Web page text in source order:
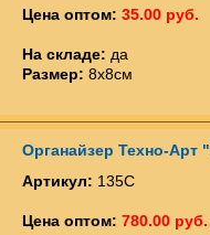
Цена оптом: 35.00 руб.
На складе: да
Размер: 8х8см
Органайзер Техно-Арт
Артикул: 135С
Цена оптом: 780.00 руб.